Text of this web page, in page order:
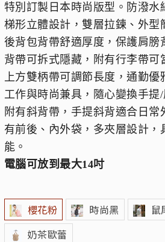
特別訂製日本時尚版型。防潑水
梯形立體設計，雙層拉鍊、外型
後背包背帶舒適厚度，保護肩膀
背帶可拆式隱藏，附有行李帶可
上方雙柄帶可調節長度，通勤優
工作與時尚兼具，隨心變換手提/
附有斜背帶，手提斜背適合日常
有前後、內外袋，多夾層設計，
能。
電腦可放到最大14吋
櫻花粉 時尚黑
鼠
奶茶歐蕾